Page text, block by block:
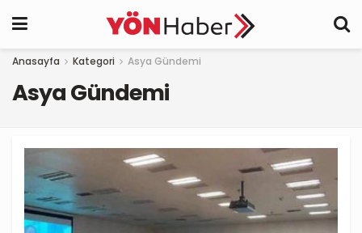
Anasayfa Kategori Asya Gündemi
Asya Gündemi